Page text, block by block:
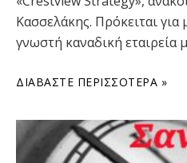
Κασσελάκης. Πρόκειται για
γνωστή καναδική εταιρεία
ΔΙΑΒΆΣΤΕ ΠΕΡΙΣΣΌΤΕΡΑ »